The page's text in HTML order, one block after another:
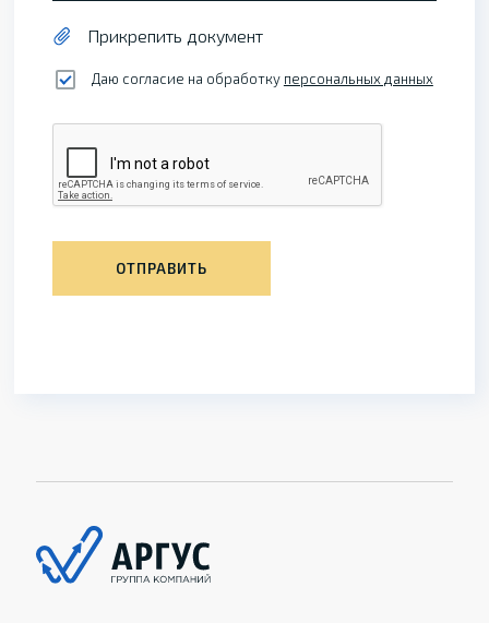
Прикрепить документ
Даю согласие на обработку персональных данных
ОТПРАВИТЬ